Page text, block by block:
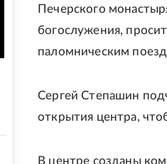
Печерского
богослужения,
паломническим
Сергей Степашин
открытия центра,
В центре созданы